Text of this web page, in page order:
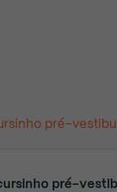
pré-
pré-